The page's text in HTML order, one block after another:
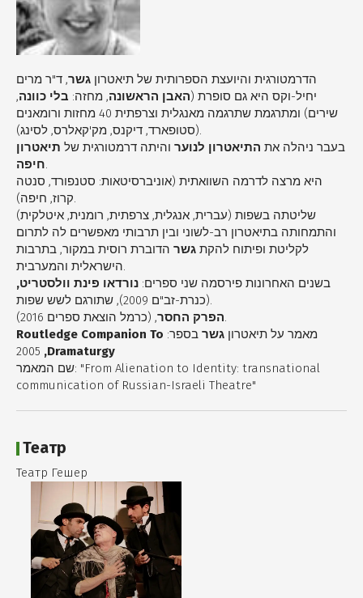
הדרמטורגית והיועצת הספרותית של תיאטרון גשר, ד"ר מרים
יחיל-וקס היא גם סופרת (האבן הראשונה, מחזה: בלי כוונה,
שירים) ומתרגמת שתרגמה מאנגלית וצרפתית 40 מחזות ורומאנים
בעבר ניהלה את התיאטרון לנוער והיתה דרמטורגית של תיאטרון
חיפה
היא מרצה לדרמה השוואתית (אוניברסיטאות: סטנפורד, סנטה
שליטתה בשפות (עברית, אנגלית, צרפתית, רומנית, איטלקית)
והתמחותה בתיאטרון רב-לשוני ובין תרבותי מאפשרים לה לתרום
לקליטת ופיתוח להקת גשר הדוברת רוסית במקור, בתרבות
בשנים האחרונות פירסמה שני ספרים: נורדאו פינת וולסטריט,
הפרק החסר
מאמר על תיאטרון גשר בספר: Routledge Companion To
Dramaturgy
,
שם המאמר: "From Alienation to Identity: transnational
communication of Russian-Israeli Theatre"
Театр
Театр Гешер